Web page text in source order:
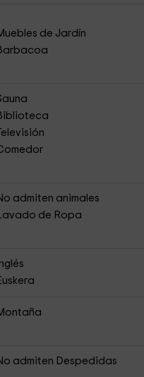
de Jardín
Televisión
admiten animales
de Ropa
Inglés
admiten Despedidas